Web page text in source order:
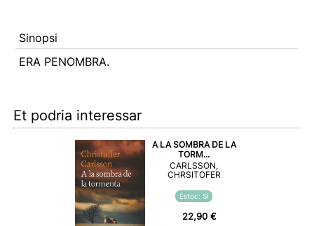
Sinopsi
ERA PENOMBRA.
Et podria interessar
A LA SOMBRA DE LA
TORM...
CARLSSON,
CHRSITOFER
Estoc: Sí
22,90 €